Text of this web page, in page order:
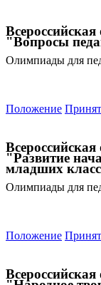
"Вопросы
Олимпиады для
Положение
"Развитие
младших
Олимпиады для
Положение